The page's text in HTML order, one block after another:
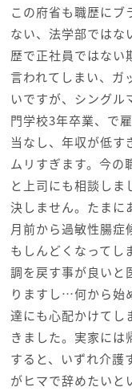
この府省も職歴にブ
ない、法学部ではな
歴で正社員ではない
言われてしまい、ガ
いですが、シングル
門学校3年卒業、で
当なし、年収が低す
ムリすぎます。今の
と上司にも相談しま
決しません。たまに
月前から過敏性腸症
もしんどくなってし
調を戻す事が良いと
りますし…何から始
達にも心配かけてし
きました。実家には
すると、いずれ介護
がヒマで辞めたい